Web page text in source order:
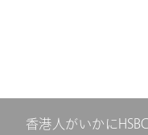
香港人がいかに